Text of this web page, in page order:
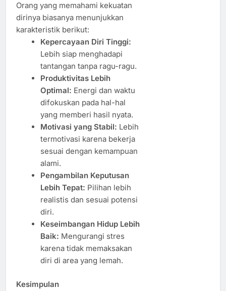
Orang yang memahami kekuatan
dirinya biasanya menunjukkan
karakteristik berikut:
Kepercayaan Diri Tinggi:
Lebih siap menghadapi
tantangan tanpa ragu-ragu.
Produktivitas Lebih
Optimal: Energi dan waktu
difokuskan pada hal-hal
yang memberi hasil nyata.
Motivasi yang Stabil: Lebih
termotivasi karena bekerja
sesuai dengan kemampuan
alami.
Pengambilan Keputusan
Lebih Tepat: Pilihan lebih
realistis dan sesuai potensi
diri.
Keseimbangan Hidup Lebih
Baik: Mengurangi stres
karena tidak memaksakan
diri di area yang lemah.
Kesimpulan